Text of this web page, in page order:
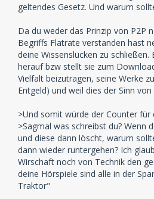
geltendes Gesetz. Und warum
Da du weder das Prinzip von P2P
Begriffs Flatrate verstanden hast
deine Wissenslücken zu schließen.
herauf bzw stellt sie zum
Vielfalt beizutragen, seine Werke
Entgeld) und weil dies der Sinn von
>Und somit würde der Counter für
>Sagmal was schreibst du? Wenn
und diese dann löscht, warum
dann wieder runtergehen? Ich
Wirschaft noch von Technik den
deine Hörspiele sind alle in der
Traktor"